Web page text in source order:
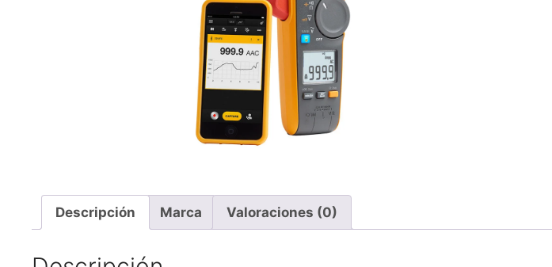
Descripción Marca Valoraciones (0)